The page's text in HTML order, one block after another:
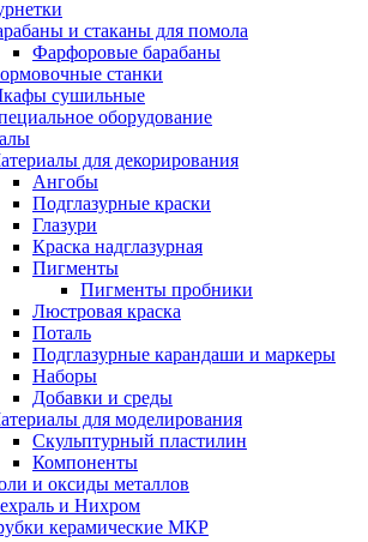
и стаканы для помола
Фарфоровые барабаны
станки
сушильные
оборудование
для декорирования
Ангобы
Подглазурные краски
Глазури
Краска надглазурная
Пигменты
Пигменты пробники
Люстровая краска
Поталь
Подглазурные карандаши и маркеры
Наборы
Добавки и среды
для моделирования
Скульптурный пластилин
Компоненты
и оксиды металлов
и Нихром
керамические МКР